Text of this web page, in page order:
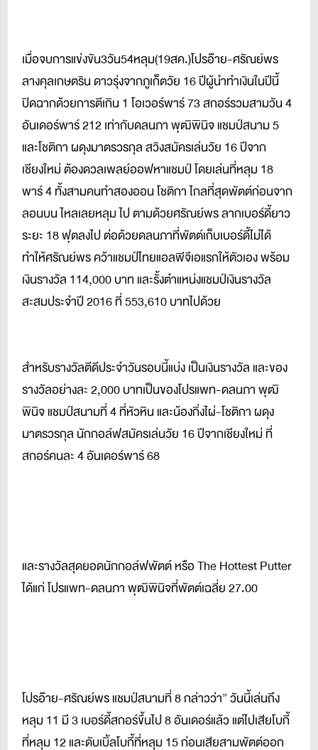
เมื่อจบการแข่งขัน3วัน54หลุม(19สค.)โปรอ๊าย-ศรัณย์พร
ลางคุลเกษตริน ดาวรุ่งจากภูเก็ตวัย 16 ปีผู้นำทำเงินในปีนี้
ปิดฉากด้วยการตีเกิน 1 โอเวอร์พาร์ 73 สกอร์รวมสามวัน 4
อันเดอร์พาร์ 212 เท่ากับดลนภา พุฒิพินิจ แชมป์สนาม 5
และโชติกา ผดุงมาตรวรกุล สวิงสมัครเล่นวัย 16 ปีจาก
เชียงใหม่ ต้องดวลเพลย์ออฟหาแชมป์ โดยเล่นที่หลุม 18
พาร์ 4 ทั้งสามคนทำสองออน โชติกา ไกลที่สุดพัตต์ก่อนจาก
ลอนบน ไหลเลยหลุม ไป ตามด้วยศรัณย์พร ลากเบอร์ดี้ยาว
ระยะ 18 ฟุตลงไป ต่อด้วยดลนภาที่พัตต์เก็บเบอร์ดี้ไม่ได้
ทำให้ศรัณย์พร คว้าแชมป์ไทยแอลพีจีเอแรกให้ตัวเอง พร้อม
เงินรางวัล 114,000 บาท และรั้งตำแหน่งแชมป์เงินรางวัล
สะสมประจำปี 2016 ที่ 553,610 บาทไปด้วย
สำหรับรางวัลตีดีประจำวันรอบนี้แบ่ง เป็นเงินรางวัล และของ
รางวัลอย่างละ 2,000 บาทเป็นของโปรแพท-ดลนภา พุฒิ
พินิจ แชมป์สนามที่ 4 ที่หัวหิน และน้องกิ่งไผ่-โชติกา ผดุง
มาตรวรกุล นักกอล์ฟสมัครเล่นวัย 16 ปีจากเชียงใหม่ ที่
สกอร์คนละ 4 อันเดอร์พาร์ 68
และรางวัลสุดยอดนักกอล์ฟพัตต์ หรือ The Hottest Putter
ได้แก่ โปรแพท-ดลนภา พุฒิพินิจที่พัตต์เฉลี่ย 27.00
โปรอ๊าย-ศรัณย์พร แชมป์สนามที่ 8 กล่าวว่า” วันนี้เล่นถึง
หลุม 11 มี 3 เบอร์ดี้สกอร์ขึ้นไป 8 อันเดอร์แล้ว แต่ไปเสียโบกี้
ที่หลุม 12 และดับเบิ้ลโบกี้ที่หลุม 15 ก่อนเสียสามพัตต์ออก